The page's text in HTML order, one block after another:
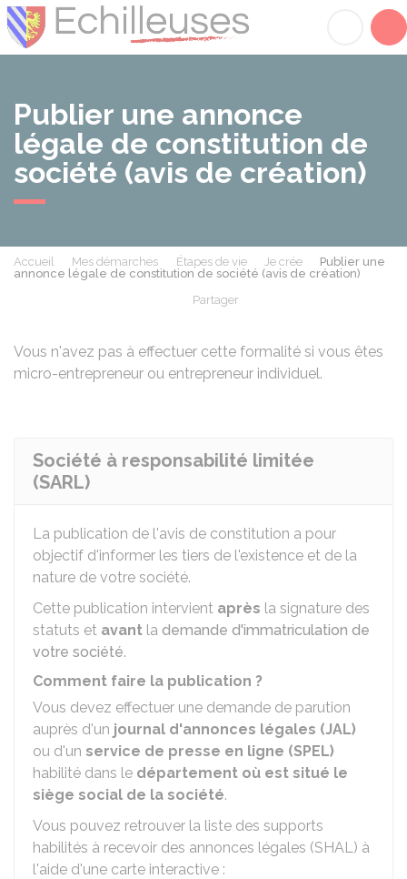
Publier une annonce
légale de constitution de
société (avis de création)
Accueil Mes démarches Étapes de vie Je crée
Publier une
annonce légale de constitution de société (avis de création)
Partager
Vous n'avez pas à effectuer cette formalité si vous êtes
micro-entrepreneur ou entrepreneur individuel.
Société à responsabilité limitée
(SARL)
La publication de l'avis de constitution a pour
objectif d'informer les tiers de l'existence et de la
nature de votre société.
Cette publication intervient après la signature des
statuts et avant la demande d'immatriculation de
votre société.
Comment faire la publication ?
Vous devez effectuer une demande de parution
auprès d'un journal d'annonces légales (JAL)
ou d'un service de presse en ligne (SPEL)
habilité dans le département où est situé le
siège social de la société.
Vous pouvez retrouver la liste des supports
habilités à recevoir des annonces légales (SHAL) à
l'aide d'une carte interactive :